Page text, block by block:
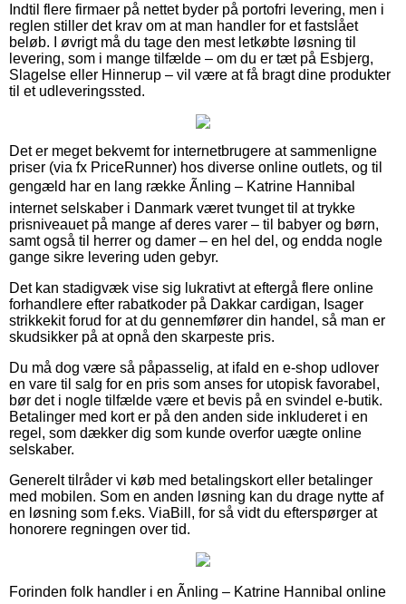
Indtil flere firmaer på nettet byder på portofri levering, men i
reglen stiller det krav om at man handler for et fastslået
beløb. I øvrigt må du tage den mest letkøbte løsning til
levering, som i mange tilfælde – om du er tæt på Esbjerg,
Slagelse eller Hinnerup – vil være at få bragt dine produkter
til et udleveringssted.
Det er meget bekvemt for internetbrugere at sammenligne
priser (via fx PriceRunner) hos diverse online outlets, og til
gengæld har en lang række Ãnling – Katrine Hannibal
internet selskaber i Danmark været tvunget til at trykke
prisniveauet på mange af deres varer – til babyer og børn,
samt også til herrer og damer – en hel del, og endda nogle
gange sikre levering uden gebyr.
Det kan stadigvæk vise sig lukrativt at eftergå flere online
forhandlere efter rabatkoder på Dakkar cardigan, Isager
strikkekit forud for at du gennemfører din handel, så man er
skudsikker på at opnå den skarpeste pris.
Du må dog være så påpasselig, at ifald en e-shop udlover
en vare til salg for en pris som anses for utopisk favorabel,
bør det i nogle tilfælde være et bevis på en svindel e-butik.
Betalinger med kort er på den anden side inkluderet i en
regel, som dækker dig som kunde overfor uægte online
selskaber.
Generelt tilråder vi køb med betalingskort eller betalinger
med mobilen. Som en anden løsning kan du drage nytte af
en løsning som f.eks. ViaBill, for så vidt du efterspørger at
honorere regningen over tid.
Forinden folk handler i en Ãnling – Katrine Hannibal online